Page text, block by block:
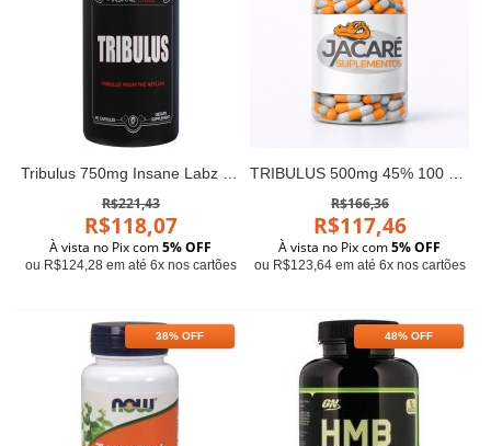
Tribulus 750mg Insane Labz 90 caps
R$221,43
R$118,07
À vista no Pix com5% OFF
ou R$124,28 em até 6x nos cartões
TRIBULUS 500mg 45% 100 VCAPS Now
R$166,36
R$117,46
À vista no Pix com5% OFF
ou R$123,64 em até 6x nos cartões
38% OFF 48% OFF